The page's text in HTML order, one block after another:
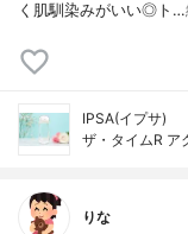
く肌馴染みがいい◎ト…
IPSA(イプサ)
ザ・タイムR ア
りな